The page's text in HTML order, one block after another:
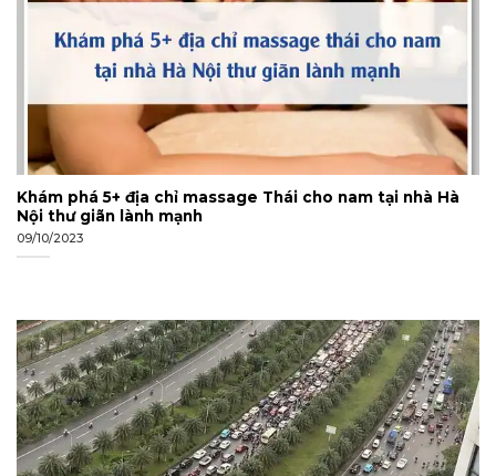
Khám phá 5+ địa chỉ massage Thái cho nam tại nhà Hà
Nội thư giãn lành mạnh
09/10/2023